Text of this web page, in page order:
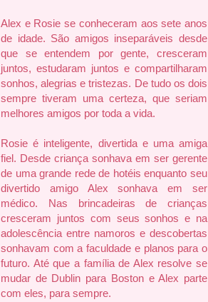
Alex e Rosie se conheceram aos sete anos
de idade. São amigos inseparáveis desde
que se entendem por gente, cresceram
juntos, estudaram juntos e compartilharam
sonhos, alegrias e tristezas. De tudo os dois
sempre tiveram uma certeza, que seriam
melhores amigos por toda a vida.
Rosie é inteligente, divertida e uma amiga
fiel. Desde criança sonhava em ser gerente
de uma grande rede de hotéis enquanto seu
divertido amigo Alex sonhava em ser
médico. Nas brincadeiras de crianças
cresceram juntos com seus sonhos e na
adolescência entre namoros e descobertas
sonhavam com a faculdade e planos para o
futuro. Até que a família de Alex resolve se
mudar de Dublin para Boston e Alex parte
com eles, para sempre.